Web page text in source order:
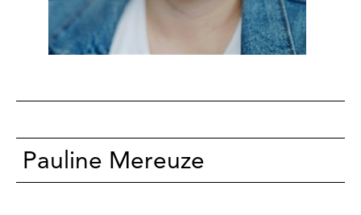
Pauline Mereuze